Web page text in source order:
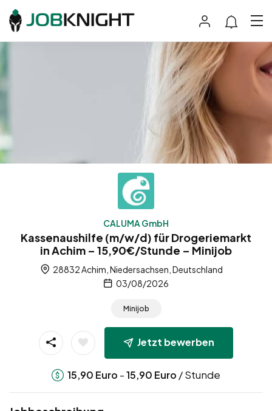
CALUMA GmbH
Kassenaushilfe (m/w/d) für Drogeriemarkt
in Achim – 15,90€/Stunde – Minijob
28832 Achim, Niedersachsen, Deutschland
03/08/2026
Minijob
Jetzt bewerben
15,90 Euro -15,90 Euro / Stunde